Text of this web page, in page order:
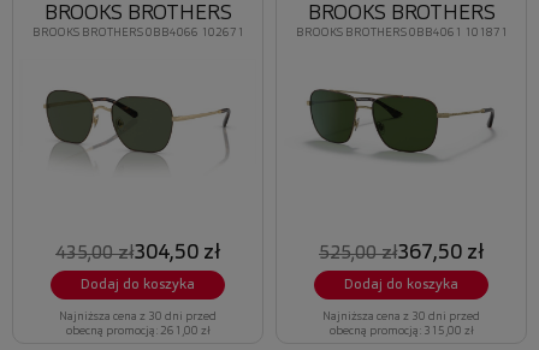
BROOKS BROTHERS 0BB4066 102671
BROOKS BROTHERS
435,00 zł304,50 zł
Dodaj do koszyka
Najniższa cena z 30 dni przed
obecną promocją: 261,00 zł
BROOKS BROTHERS 0BB4061 101871
BROOKS BROTHERS
525,00 zł367,50 zł
Dodaj do koszyka
Najniższa cena z 30 dni przed
obecną promocją: 315,00 zł